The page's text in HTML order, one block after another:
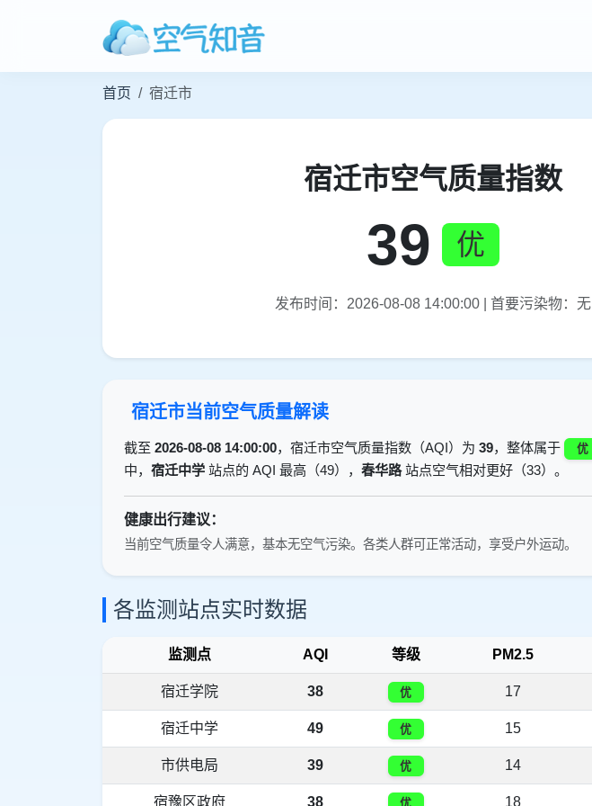
首页 宿迁市
宿迁市空气质量指数
39 优
发布时间：2026-08-08 14:00:00 | 首要污染物：无
宿迁市当前空气质量解读
截至 2026-08-08 14:00:00，宿迁市空气质量指数（AQI）为 39，整体属于 优
中， 宿迁中学 站点的 AQI 最高（49）， 春华路站点空气相对更好（33）。
健康出行建议：
当前空气质量令人满意，基本无空气污染。各类人群可正常活动，享受户外运动。
各监测站点实时数据
监测点 AQI 等级 PM2.5
宿迁学院 38 优 17
宿迁中学 49 优 15
市供电局 39 优 14
宿豫区政府 38 优 18